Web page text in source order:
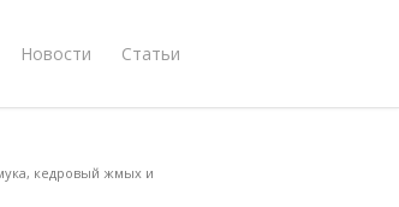
Новости Статьи
кедровый жмых и